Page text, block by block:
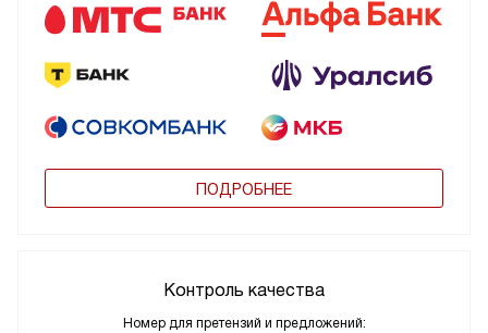
ПОДРОБНЕЕ
Контроль качества
Номер для претензий и предложений: